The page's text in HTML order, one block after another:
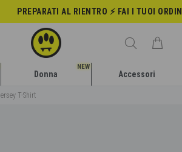
PREPARATI AL RIENTRO ⚡️ FAI I TUOI
Donna
NEW
Accessori
T-Shirt